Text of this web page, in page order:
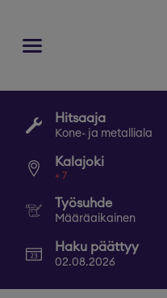
Hitsaaja
Kone- ja metalliala
Kalajoki
+ 7
Työsuhde
Määräaikainen
Haku päättyy
02.08.2026